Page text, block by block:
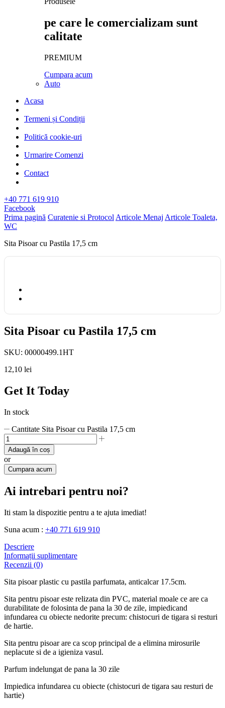
pe care le comercializam sunt
calitate
PREMIUM
Cumpara acum
Auto
Acasa
Termeni și Condiții
Politică cookie-uri
Urmarire Comenzi
Contact
+40 771 619 910
Facebook
Prima pagină Curatenie si Protocol Articole Menaj Articole Toaleta,
WC
Sita Pisoar cu Pastila 17,5 cm
Sita Pisoar cu Pastila 17,5 cm
SKU: 00000499.1HT
12,10 lei
Get It Today
In stock
Cantitate Sita Pisoar cu Pastila 17,5 cm
Adaugă în coș
or
Cumpara acum
Ai intrebari pentru noi?
Iti stam la dispozitie pentru a te ajuta imediat!
Suna acum : +40 771 619 910
Descriere
Informații suplimentare
Recenzii (0)
Sita pisoar plastic cu pastila parfumata, anticalcar 17.5cm.
Sita pentru pisoar este relizata din PVC, material moale ce are ca
durabilitate de folosinta de pana la 30 de zile, impiedicand
infundarea cu obiecte nedorite precum: chistocuri de tigara si resturi
de hartie.
Sita pentru pisoar are ca scop principal de a elimina mirosurile
neplacute si de a igieniza vasul.
Parfum indelungat de pana la 30 zile
Impiedica infundarea cu obiecte (chistocuri de tigara sau resturi de
hartie)